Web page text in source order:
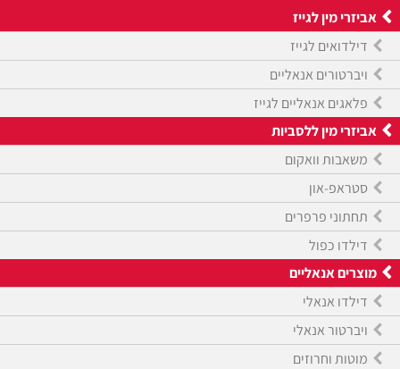
אביזרי מין לגייז
דילדואים לגייז
ויברטורים אנאליים
פלאגים אנאליים לגייז
אביזרי מין ללסביות
משאבות וואקום
סטראפ-און
תחתוני פרפרים
דילדו כפול
מוצרים אנאליים
דילדו אנאלי
ויברטור אנאלי
מוטות וחרוזים